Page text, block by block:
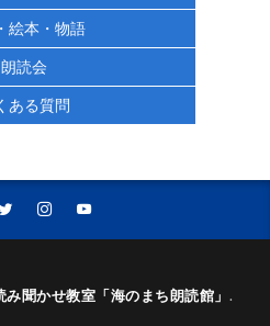
絵本・物語
朗読会
ある質問
み聞かせ教室「海のまち朗読館」 .